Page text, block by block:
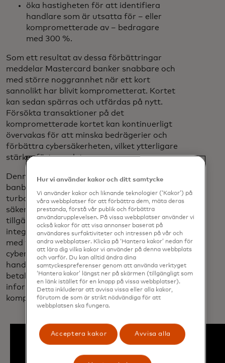
öka hastigheten för att identifiera
handlare som är utsatta för – eller
komprometterade av – bedragare
med 300 %.
Som ett resultat av dessa förbättringar
meddelar Mastercard banker snabbare och
med större noggrannhet när ett kort
sannolikt har blivit komprometterat. Kortet
kan sedan spärras och utfärdas på nytt.
Försökta transaktioner på det
komprometterade kortet kan kontinuerligt
övervakas för att minska bedrägerier och
förbättra cybersäkerheten, vilket ytterligare
stärker förtroendet.
Denna senaste förbättring, som utnyttjar
banbrytande generativa AI-tekniker,
turboladdar Mastercards utbud av
säkerhetslösningar. Cyber Secure,
tillgängligt sedan 2020, använder
integrerad teknik för att skapa en baslinje
med transparent
cybersäkerhetsinformation om bankers och
handlares onlineprofiler i
betalningsekosystemet, inklusive
information om misstänkt
komprometterade kort.
Hur vi använder kakor och ditt samtycke
Vi använder kakor och liknande teknologier (‘Kakor’) på
våra webbplatser för att förbättra dem, mäta deras
prestanda, förstå vår publik och förbättra
användarupplevelsen. På vissa webbplatser använder vi
också kakor för att visa annonser baserat på
användares surfaktiviteter och intressen på vår och
andra webbplatser. Klicka på ‘Hantera kakor’ nedan för
att lära dig vilka kakor vi använder på denna webbplats
och varför. Du kan alltid ändra dina
samtyckespreferenser genom att använda verktyget
‘Hantera kakor’ längst ner på skärmen (tillgängligt som
en länk istället för en knapp på vissa webbplatser).
Detta inkluderar att avvisa vissa eller alla kakor,
förutom de som är strikt nödvändiga för att
webbplatsen ska fungera.
Acceptera kakor Avvisa alla